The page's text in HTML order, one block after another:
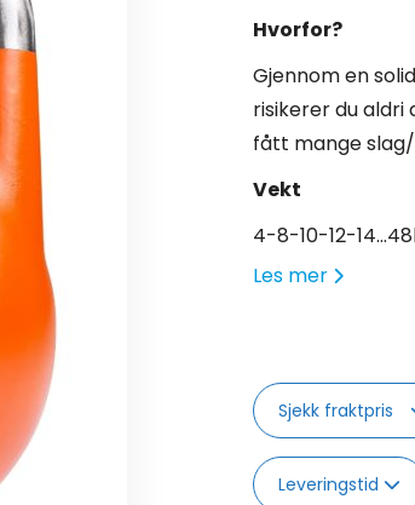
Hvorfor?
Gjennom en
risikerer du
fått mange
Vekt
4-8-10-12-
Les mer
Sjekk fraktpris
Leveringstid